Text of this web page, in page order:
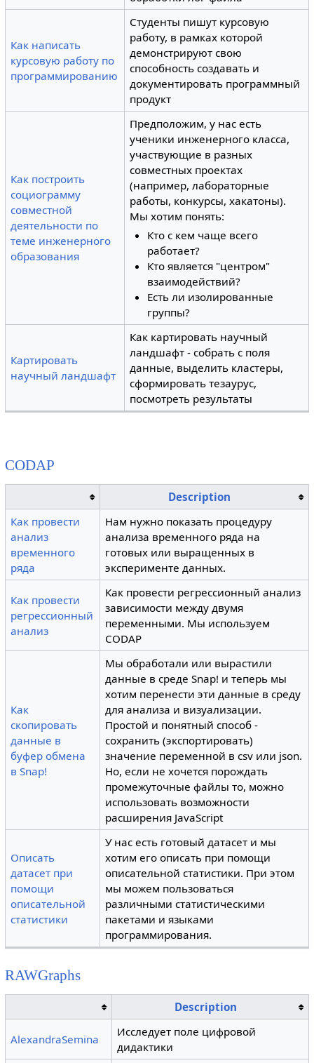
Как написать
курсовую работу по
программированию
Студенты пишут курсовую
работу, в рамках которой
демонстрируют свою
способность создавать и
документировать программный
продукт
Как построить
социограмму
совместной
деятельности по
теме инженерного
образования
Предположим, у нас есть
ученики инженерного класса,
участвующие в разных
совместных проектах
(например, лабораторные
работы, конкурсы, хакатоны).
Мы хотим понять:
Кто с кем чаще всего
работает?
Кто является "центром"
взаимодействий?
Есть ли изолированные
группы?
Картировать
научный ландшафт
Как картировать научный
ландшафт - собрать с поля
данные, выделить кластеры,
сформировать тезаурус,
посмотреть результаты
CODAP
Description
Как провести
анализ
временного
ряда
Нам нужно показать процедуру
анализа временного ряда на
готовых или выращенных в
эксперименте данных.
Как провести
регрессионный
анализ
Как провести регрессионный анализ
зависимости между двумя
переменными. Мы используем
CODAP
Как
скопировать
данные в
буфер обмена
в Snap!
Мы обработали или вырастили
данные в среде Snap! и теперь мы
хотим перенести эти данные в среду
для анализа и визуализации.
Простой и понятный способ -
сохранить (экспортировать)
значение переменной в csv или json.
Но, если не хочется порождать
промежуточные файлы то, можно
использовать возможности
расширения JavaScript
Описать
датасет при
помощи
описательной
статистики
У нас есть готовый датасет и мы
хотим его описать при помощи
описательной статистики. При этом
мы можем пользоваться
различными статистическими
пакетами и языками
программирования.
RAWGraphs
Description
AlexandraSemina
Исследует поле цифровой
дидактики